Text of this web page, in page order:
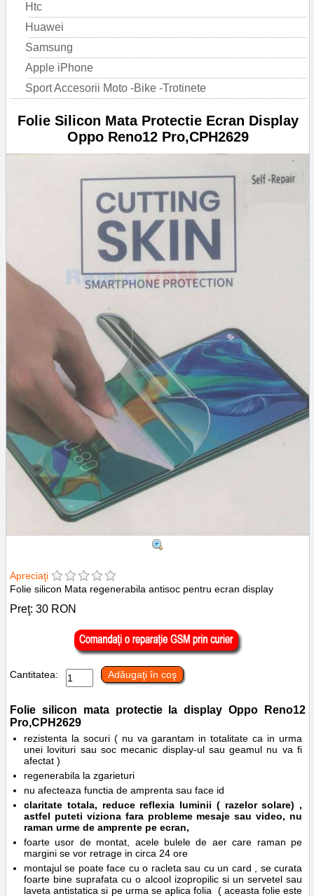
Htc
Huawei
Samsung
Apple iPhone
Sport Accesorii Moto -Bike -Trotinete
Folie Silicon Mata Protectie Ecran Display
Oppo Reno12 Pro,CPH2629
Apreciaţi
Folie silicon Mata regenerabila antisoc pentru ecran display
Preţ: 30 RON
Cantitatea: Adăugaţi în coş
Folie silicon mata protectie la display Oppo Reno12
Pro,CPH2629
rezistenta la socuri ( nu va garantam in totalitate ca in urma
unei lovituri sau soc mecanic display-ul sau geamul nu va fi
afectat )
regenerabila la zgarieturi
nu afecteaza functia de amprenta sau face id
claritate totala, reduce reflexia luminii ( razelor solare) ,
astfel puteti viziona fara probleme mesaje sau video, nu
raman urme de amprente pe ecran,
foarte usor de montat, acele bulele de aer care raman pe
margini se vor retrage in circa 24 ore
montajul se poate face cu o racleta sau cu un card , se curata
foarte bine suprafata cu o alcool izopropilic si un servetel sau
laveta antistatica si pe urma se aplica folia ( aceasta folie este